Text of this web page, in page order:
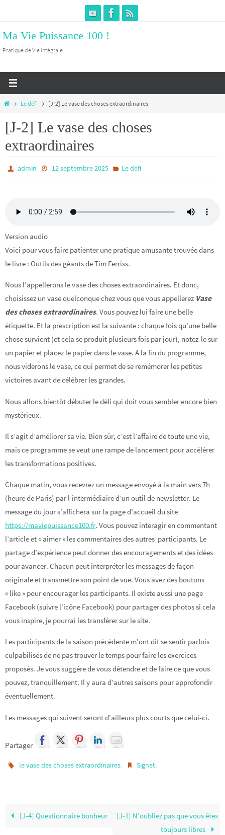
le
contenu
Ma Vie Puissance 100 !
Pratique de Vie Intégrale
HomeLe défi [J-2] Le vase des choses extraordinaires
[J-2] Le vase des choses
extraordinaires
admin 12 septembre 2025 Le défi
Version audio
Voici pour vous faire patienter une pratique amusante trouvée dans
le livre : Outils des géants de Tim Ferriss.
Nous l’appellerons le vase des choses extraordinaires. Et donc,
choisissez un vase quelconque chez vous que vous appellerez Vase
des choses extraordinaires. Vous pouvez lui faire une belle
étiquette. Et la prescription est la suivante : chaque fois qu’une belle
chose survient (et cela se produit plusieurs fois par jour), notez-le sur
un papier et placez le papier dans le vase. A la fin du programme,
nous viderons le vase, ce qui permet de se remémorer les petites
victoires avant de célébrer les grandes.
Nous allons bientôt débuter le défi qui doit vous sembler encore bien
mystérieux.
Il s’agit d’améliorer sa vie. Bien sûr, c’est l’affaire de toute une vie,
mais ce programme se veut une rampe de lancement pour accélérer
les transformations positives.
Chaque matin, vous recevrez un message envoyé à la main vers 7h
(heure de Paris) par l’intermédiaire d’un outil de newsletter. Le
message du jour s’affichera sur la page d’accueil du site
https://maviepuissance100.fr. Vous pouvez interagir en commentant
l’article et « aimer » les commentaires des autres participants. Le
partage d’expérience peut donner des encouragements et des idées
pour avancer. Chacun peut interpréter les messages de façon
originale et transmettre son point de vue. Vous avez des boutons
« like » pour encourager les participants. Il existe aussi une page
Facebook (suivre l’icône Facebook) pour partager des photos si cela
vous inspire, je pourrai les transférer sur le site.
Les participants de la saison précédente m’ont dit se sentir parfois
culpabilisés de ne pas trouver le temps pour faire les exercices
proposés. Je vous suggère de vous détendre et de faire ce que vous
pouvez, tranquillement. Il y aura d’autres saisons pour approfondir
éventuellement.
Les messages qui suivent seront d’ailleurs plus courts que celui-ci.
Partager
le vase des choses extraordinaires. Signet.
[J-4] Questionnaire bonheur
[J-1] N’oubliez pas que vous êtes
toujours libres